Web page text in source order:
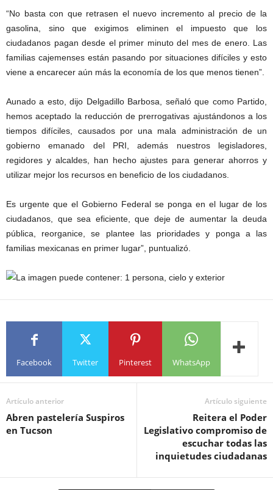
“No basta con que retrasen el nuevo incremento al precio de la
gasolina, sino que exigimos eliminen el impuesto que los
ciudadanos pagan desde el primer minuto del mes de enero. Las
familias cajemenses están pasando por situaciones difíciles y esto
viene a encarecer aún más la economía de los que menos tienen”.
Aunado a esto, dijo Delgadillo Barbosa, señaló que como Partido,
hemos aceptado la reducción de prerrogativas ajustándonos a los
tiempos difíciles, causados por una mala administración de un
gobierno emanado del PRI, además nuestros legisladores,
regidores y alcaldes, han hecho ajustes para generar ahorros y
utilizar mejor los recursos en beneficio de los ciudadanos.
Es urgente que el Gobierno Federal se ponga en el lugar de los
ciudadanos, que sea eficiente, que deje de aumentar la deuda
pública, reorganice, se plantee las prioridades y ponga a las
familias mexicanas en primer lugar”, puntualizó.
Facebook Twitter Pinterest WhatsApp
Artículo anterior
Abren pastelería Suspiros
en Tucson
Artículo siguiente
Reitera el Poder
Legislativo compromiso de
escuchar todas las
inquietudes ciudadanas